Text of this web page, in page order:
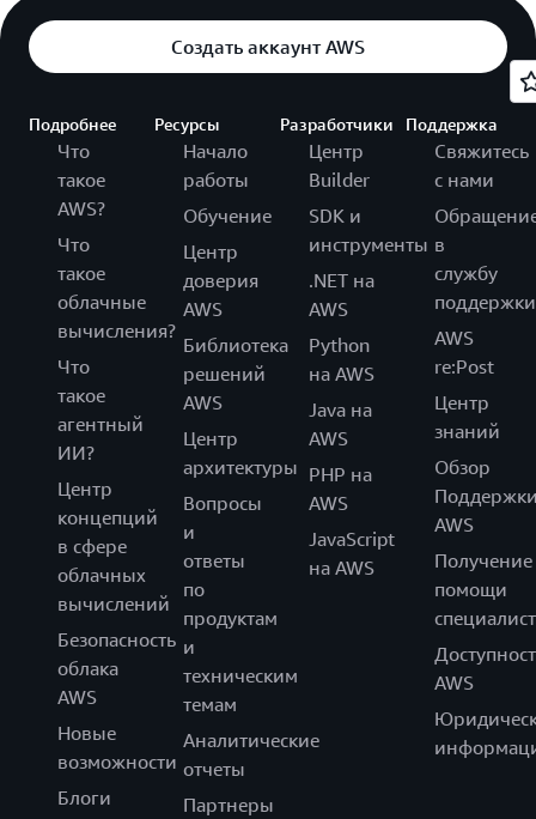
Создать аккаунт AWS
Подробнее
Что
такое
AWS?
Что
такое
облачные
вычисления?
Что
такое
агентный
ИИ?
Центр
концепций
в сфере
облачных
вычислений
Безопасность
облака
AWS
Новые
возможности
Блоги
Ресурсы
Начало
работы
Обучение
Центр
доверия
AWS
Библиотека
решений
AWS
Центр
архитектуры
Вопросы
и
ответы
по
продуктам
и
техническим
темам
Аналитические
отчеты
Партнеры
Разработчики
Центр
Builder
SDK и
инструменты
.NET на
AWS
Python
на AWS
Java на
AWS
PHP на
AWS
JavaScript
на AWS
Поддержка
Свяжитесь
с нами
в
службу
поддержки
AWS
re:Post
Центр
знаний
Обзор
AWS
Получение
помощи
AWS